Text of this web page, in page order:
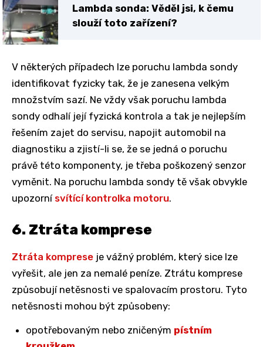
Lambda sonda: Věděl jsi, k čemu
slouží toto zařízení?
V některých případech lze poruchu lambda sondy
identifikovat fyzicky tak, že je zanesena velkým
množstvím sazí. Ne vždy však poruchu lambda
sondy odhalí její fyzická kontrola a tak je nejlepším
řešením zajet do servisu, napojit automobil na
diagnostiku a zjistí-li se, že se jedná o poruchu
právě této komponenty, je třeba poškozený senzor
vyměnit. Na poruchu lambda sondy tě však obvykle
upozorní svítící kontrolka motoru.
6. Ztráta komprese
Ztráta komprese je vážný problém, který sice lze
vyřešit, ale jen za nemalé peníze. Ztrátu komprese
způsobují netěsnosti ve spalovacím prostoru. Tyto
netěsnosti mohou být způsobeny:
opotřebovaným nebo zničeným pístním